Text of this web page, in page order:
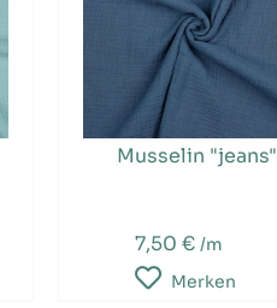
Musselin "jeans"
7,50 € /m
Merken